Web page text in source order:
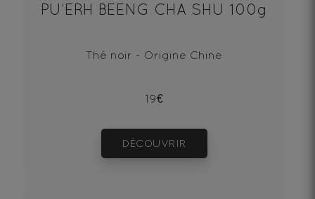
PU‘ERH BEENG CHA SHU 100g
Thé noir - Origine Chine
19€
DÉCOUVRIR